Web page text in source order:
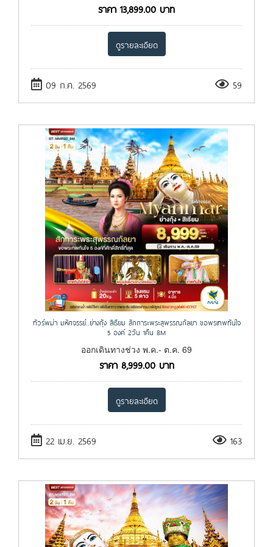
ราคา 13,899.00 บาท
ดูรายละเอียด
09 ก.ค. 2569 59
ทัวร์พม่า มหัศจรรย์..ย่างกุ้ง สิเรียม สักการะพระสุพรรณกัลยา ขอพรเทพทันใจ
5 องค์ 2วัน 1คืน 8M
ออกเดินทางช่วง พ.ค.- ต.ค. 69
ราคา 8,999.00บาท
ดูรายละเอียด
22 เม.ย. 2569 163